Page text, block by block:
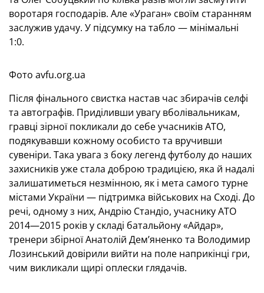
воротаря господарів. Але «Ураган» своїм старанням
заслужив удачу. У підсумку на табло — мінімальні
1:0.
Фото avfu.org.ua
Після фінального свистка настав час збирачів селфі
та автографів. Приділивши увагу вболівальникам,
гравці зірної покликали до себе учасників АТО,
подякувавши кожному особисто та вручивши
сувеніри. Така увага з боку легенд футболу до наших
захисників уже стала доброю традицією, яка й надалі
залишатиметься незмінною, як і мета самого турне
містами України — підтримка військових на Сході. До
речі, одному з них, Андрію Стандіо, учаснику АТО
2014—2015 років у складі батальйону «Айдар»,
тренери збірної Анатолій Дем’яненко та Володимир
Лозинський довірили вийти на поле наприкінці гри,
чим викликали щирі оплески глядачів.